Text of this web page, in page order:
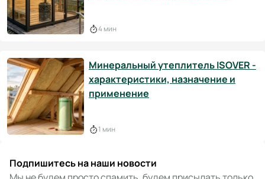
4 мин
Минеральный утеплитель ISOVER -
характеристики, назначение и
применение
1 мин
Подпишитесь на наши новости